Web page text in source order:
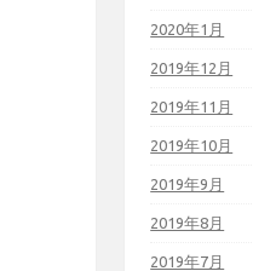
2020年1月
2019年12月
2019年11月
2019年10月
2019年9月
2019年8月
2019年7月